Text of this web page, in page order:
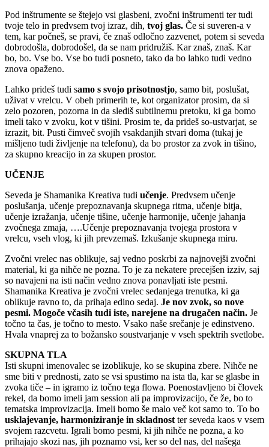
Pod inštrumente se štejejo vsi glasbeni, zvočni inštrumenti ter tudi
tvoje telo in predvsem tvoj izraz, dih, tvoj glas. Če si suveren-a v
tem, kar počneš, se pravi, če znaš odločno zazvenet, potem si seveda
dobrodošla, dobrodošel, da se nam pridružiš. Kar znaš, znaš. Kar
bo, bo. Vse bo. Vse bo tudi posneto, tako da bo lahko tudi vedno
znova opaženo.
Lahko prideš tudi samo s svojo prisotnostjo, samo bit, poslušat,
uživat v vrelcu. V obeh primerih te, kot organizator prosim, da si
zelo pozoren, pozorna in da slediš subtilnemu pretoku, ki ga bomo
imeli tako v zvoku, kot v tišini. Prosim te, da prideš so-ustvarjat, se
izrazit, bit. Pusti čimveč svojih vsakdanjih stvari doma (tukaj je
mišljeno tudi življenje na telefonu), da bo prostor za zvok in tišino,
za skupno kreacijo in za skupen prostor.
UČENJE
Seveda je Shamanika Kreativa tudi učenje. Predvsem učenje
poslušanja, učenje prepoznavanja skupnega ritma, učenje bitja,
učenje izražanja, učenje tišine, učenje harmonije, učenje jahanja
zvočnega zmaja, ….Učenje prepoznavanja tvojega prostora v
vrelcu, vseh vlog, ki jih prevzemaš. Izkušanje skupnega miru.
Zvočni vrelec nas oblikuje, saj vedno poskrbi za najnovejši zvočni
material, ki ga nihče ne pozna. To je za nekatere precejšen izziv, saj
so navajeni na isti način vedno znova ponavljati iste pesmi.
Shamanika Kreativa je zvočni vrelec sedanjega trenutka, ki ga
oblikuje ravno to, da prihaja edino sedaj. Je nov zvok, so nove
pesmi. Mogoče včasih tudi iste, narejene na drugačen način. Je
točno ta čas, je točno to mesto. Vsako naše srečanje je edinstveno.
Hvala vnaprej za to božansko soustvarjanje v vseh spektrih svetlobe.
SKUPNA TLA
Isti skupni imenovalec se izoblikuje, ko se skupina zbere. Nihče ne
sme biti v prednosti, zato se vsi spustimo na ista tla, kar se glasbe in
zvoka tiče – in igramo iz točno tega flowa. Poenostavljeno bi človek
rekel, da bomo imeli jam session ali pa improvizacijo, če že, bo to
tematska improvizacija. Imeli bomo še malo več kot samo to. To bo
usklajevanje, harmoniziranje in skladnost ter seveda kaos v vsem
svojem razcvetu. Igrali bomo pesmi, ki jih nihče ne pozna, a ko
prihajajo skozi nas, jih poznamo vsi, ker so del nas, del našega